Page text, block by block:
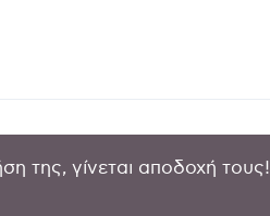
Πολιτική απορρήτου-
της, γίνεται αποδοχή τους!